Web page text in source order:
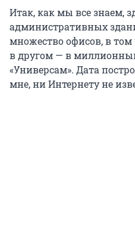
Итак, как мы все знаем,
административных
множество офисов, в
в другом — в
«Универсам». Дата
мне, ни Интернету не